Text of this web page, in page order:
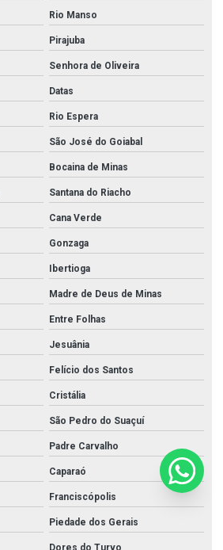
Rio Manso
Pirajuba
Senhora de Oliveira
Datas
Rio Espera
São José do Goiabal
Bocaina de Minas
Santana do Riacho
Cana Verde
Gonzaga
Ibertioga
Madre de Deus de Minas
Entre Folhas
Jesuânia
Felício dos Santos
Cristália
São Pedro do Suaçuí
Padre Carvalho
Caparaó
Franciscópolis
Piedade dos Gerais